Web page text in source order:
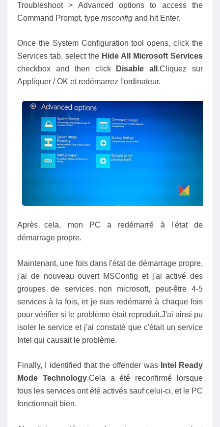
Troubleshoot > Advanced options to access the
Command Prompt, type msconfig and hit Enter.
Once the System Configuration tool opens, click the
Services tab, select the Hide All Microsoft Services
checkbox and then click
Disable all .Cliquez sur
Appliquer / OK et redémarrez l'ordinateur.
Après cela, mon PC a redémarré à l'état de
démarrage propre.
Maintenant, une fois dans l'état de démarrage propre,
j'ai de nouveau ouvert MSConfig et j'ai activé des
groupes de services non microsoft, peut-être 4-5
services à la fois, et je suis redémarré à chaque fois
pour vérifier si le problème était reproduit.J'ai ainsi pu
isoler le service et j'ai constaté que c'était un service
Intel qui causait le problème.
Finally, I identified that the offender was Intel Ready
Mode Technology.Cela a été reconfirmé lorsque
tous les services ont été activés sauf celui-ci, et le PC
fonctionnait bien.